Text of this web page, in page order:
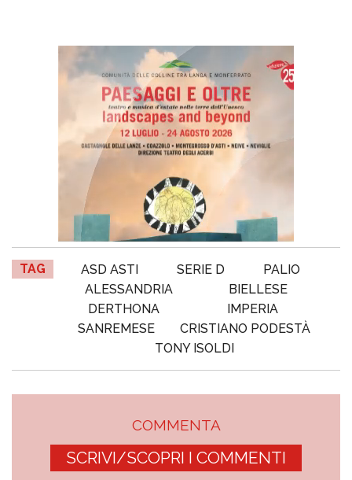
TAG ASD ASTI SERIE D
PALIO
ALESSANDRIA
BIELLESE
DERTHONA
IMPERIA
SANREMESE
CRISTIANO PODESTÀ
TONY ISOLDI
COMMENTA
SCRIVI/SCOPRI I COMMENTI